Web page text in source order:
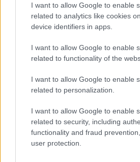
I want to allow Google to enable
related to analytics like cookies
device identifiers in apps.
I want to allow Google to enable
related to functionality of the
I want to allow Google to enable
related to personalization.
I want to allow Google to enable
related to security, including
functionality and fraud
user protection.